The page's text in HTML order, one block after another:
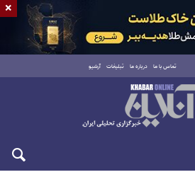
تماس با ما درباره ما تبلیغات آرشیو
×